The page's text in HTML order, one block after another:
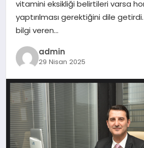
vitamini eksikliği belirtileri varsa
yaptırılması gerektiğini dile
bilgi veren…
admin
29 Nisan 2025